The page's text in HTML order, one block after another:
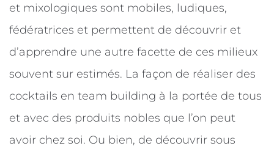
et mixologiques sont mobiles, ludiques,
fédératrices et permettent de découvrir et
d’apprendre une autre facette de ces milieux
souvent sur estimés. La façon de réaliser des
cocktails en team building à la portée de tous
et avec des produits nobles que l’on peut
avoir chez soi. Ou bien, de découvrir sous